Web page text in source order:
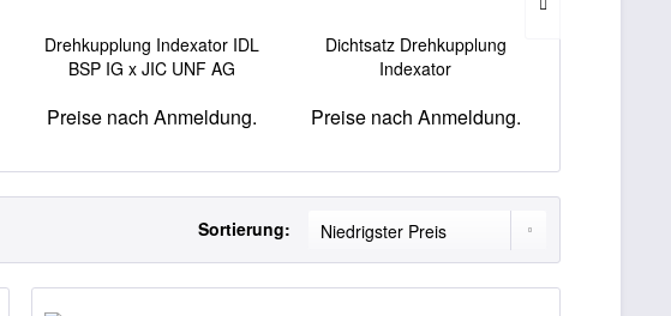
Drehkupplung Indexator IDL
BSP IG x JIC UNF AG
Preise nach Anmeldung.
Dichtsatz Drehkupplung
Indexator
Preise nach Anmeldung.
Sortierung: